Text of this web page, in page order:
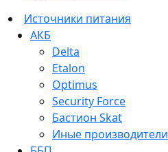
Источники питания
АКБ
Delta
Etalon
Optimus
Security Force
Бастион Skat
Иные производители